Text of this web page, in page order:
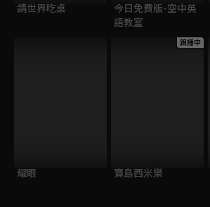
請世界吃桌
今日免費版-空中英
語教室
耀眼
跟播中
寶島西米樂